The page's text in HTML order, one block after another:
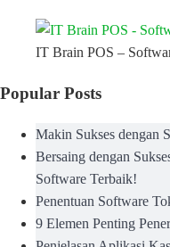
IT Brain POS –
Popular Posts
Makin Sukses dengan
Bersaing dengan
Software Terbaik!
Penentuan Software
9 Elemen Penting